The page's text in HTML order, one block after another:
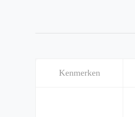
Kenmerken